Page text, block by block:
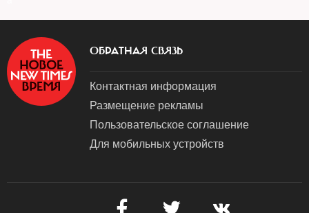
ОБРАТНАЯ СВЯЗЬ
Контактная информация
Размещение рекламы
Пользовательское соглашение
Для мобильных устройств